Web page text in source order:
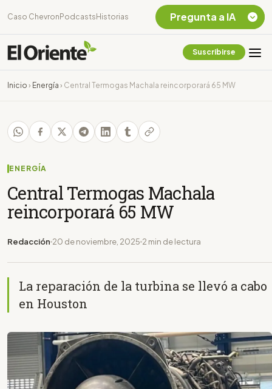
Caso Chevron Podcasts Historias
Suscribirse
Inicio › Energía › Central Termogas Machala reincorporará 65 MW
ENERGÍA
Central Termogas Machala
reincorporará 65 MW
Redacción 20 de noviembre, 2025 2 min de lectura
La reparación de la turbina se llevó a cabo
en Houston
Pregunta a IA
Chevron Ecuador